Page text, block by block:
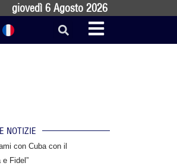
giovedì 6 Agosto 2026
NOTIZIE
con Cuba con il
Fidel”